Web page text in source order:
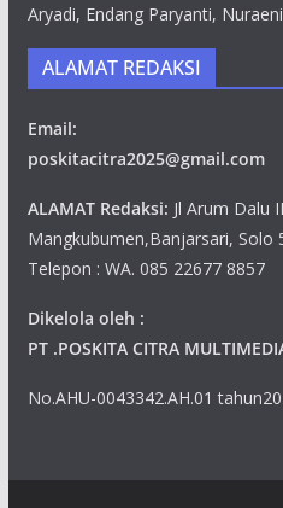
Aryadi, Endang Paryanti,
ALAMAT REDAKSI
Email:
poskitacitra2025@gmail.com
ALAMAT Redaksi: Jl Arum Dalu
Mangkubumen,Banjarsari, Solo
Telepon : WA. 085 22677 8857
Dikelola oleh :
PT .POSKITA CITRA
No.AHU-0043342.AH.01